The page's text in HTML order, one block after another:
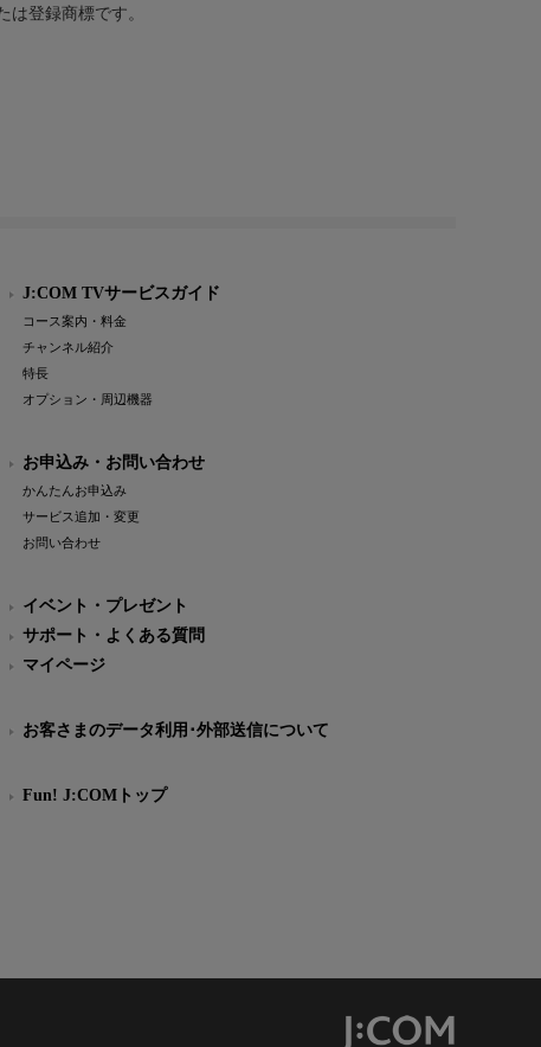
登録商標です。
J:COM TVサービスガイド
コース案内・料金
チャンネル紹介
特長
オプション・周辺機器
お申込み・お問い合わせ
かんたんお申込み
サービス追加・変更
お問い合わせ
イベント・プレゼント
サポート・よくある質問
マイページ
お客さまのデータ利用･外部送信について
Fun! J:COMトップ